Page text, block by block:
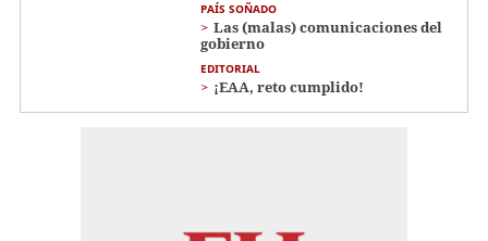
PAÍS SOÑADO
Las (malas) comunicaciones del
gobierno
EDITORIAL
¡EAA, reto cumplido!